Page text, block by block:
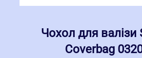
Чохол для валізи
Coverbag